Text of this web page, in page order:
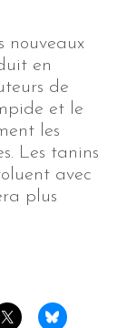
nouveaux
en
de
et le
les
Les tanins
avec
plus